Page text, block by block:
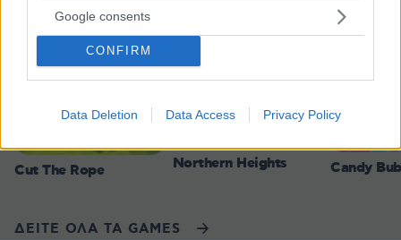
Google consents
CONFIRM
Data Deletion Data Access Privacy Policy
Games
Cut The Rope Northern Heights Candy
ΔΕΙΤΕ ΟΛΑ ΤΑ GAMES